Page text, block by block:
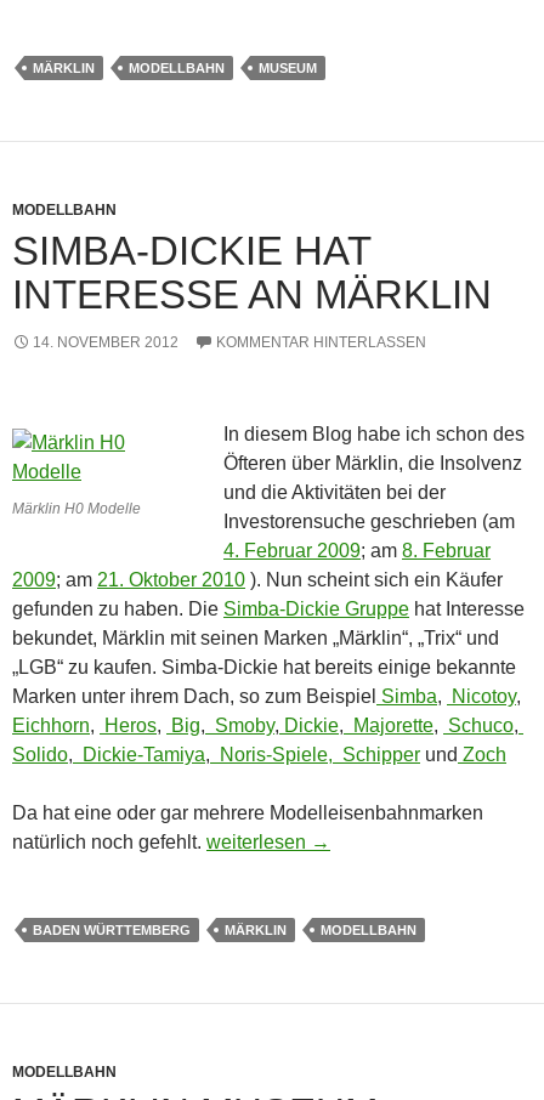
MÄRKLIN MODELLBAHN MUSEUM
MODELLBAHN
SIMBA-DICKIE HAT
INTERESSE AN MÄRKLIN
14. NOVEMBER 2012 KOMMENTAR HINTERLASSEN
Märklin H0 Modelle
In diesem Blog habe ich schon des
Öfteren über Märklin, die Insolvenz
und die Aktivitäten bei der
Investorensuche geschrieben (am
4. Februar 2009; am 8. Februar
2009; am 21. Oktober 2010 ). Nun scheint sich ein Käufer
gefunden zu haben. Die Simba-Dickie Gruppe hat Interesse
bekundet, Märklin mit seinen Marken „Märklin“, „Trix“ und
„LGB“ zu kaufen. Simba-Dickie hat bereits einige bekannte
Marken unter ihrem Dach, so zum Beispiel Simba, Nicotoy,
Eichhorn, Heros, Big, Smoby, Dickie, Majorette, Schuco,
Solido, Dickie-Tamiya, Noris-Spiele, Schipper und Zoch
Da hat eine oder gar mehrere Modelleisenbahnmarken
natürlich noch gefehlt. Simba-Dickie hat Interesse an Märklin
weiterlesen →
BADEN WÜRTTEMBERG MÄRKLIN MODELLBAHN
MODELLBAHN